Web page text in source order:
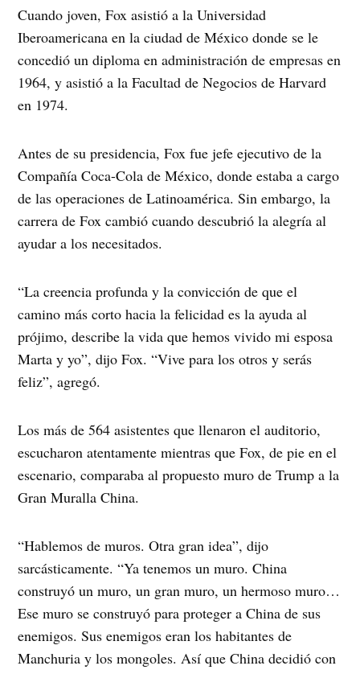
Cuando joven, Fox asistió a la Universidad
Iberoamericana en la ciudad de México donde se le
concedió un diploma en administración de empresas en
1964, y asistió a la Facultad de Negocios de Harvard
en 1974.
Antes de su presidencia, Fox fue jefe ejecutivo de la
Compañía Coca-Cola de México, donde estaba a cargo
de las operaciones de Latinoamérica. Sin embargo, la
carrera de Fox cambió cuando descubrió la alegría al
ayudar a los necesitados.
“La creencia profunda y la convicción de que el
camino más corto hacia la felicidad es la ayuda al
prójimo, describe la vida que hemos vivido mi esposa
Marta y yo”, dijo Fox. “Vive para los otros y serás
feliz”, agregó.
Los más de 564 asistentes que llenaron el auditorio,
escucharon atentamente mientras que Fox, de pie en el
escenario, comparaba al propuesto muro de Trump a la
Gran Muralla China.
“Hablemos de muros. Otra gran idea”, dijo
sarcásticamente. “Ya tenemos un muro. China
construyó un muro, un gran muro, un hermoso muro…
Ese muro se construyó para proteger a China de sus
enemigos. Sus enemigos eran los habitantes de
Manchuria y los mongoles. Así que China decidió con